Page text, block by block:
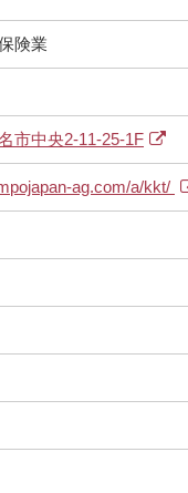
険業
市中央2-11-25-1F
ag.com/a/kkt/